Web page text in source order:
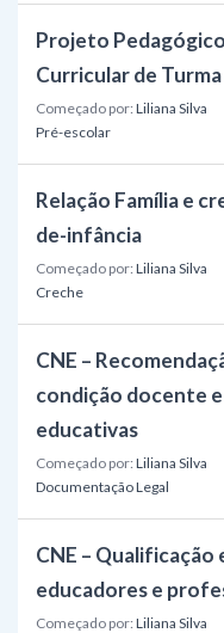
Projeto
Curricular de Turma
Começado por: Liliana Silva
Pré-escolar
Relação Família e
de-infância
Começado por: Liliana Silva
Creche
CNE –
condição docente
educativas
Começado por: Liliana Silva
Documentação Legal
CNE – Qualificação
educadores e
Começado por: Liliana Silva